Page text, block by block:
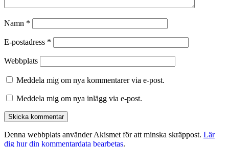
Namn *
E-postadress *
Webbplats
Meddela mig om nya kommentarer via e-post.
Meddela mig om nya inlägg via e-post.
Denna webbplats använder Akismet för att minska skräppost. Lär
dig hur din kommentardata bearbetas.